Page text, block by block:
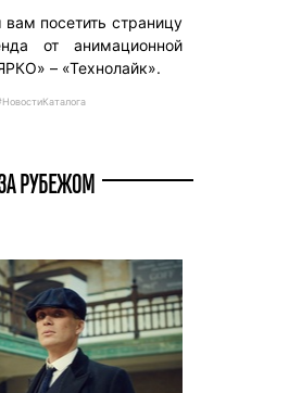
посетить страницу
от анимационной
– «Технолайк».
РУБЕЖОМ